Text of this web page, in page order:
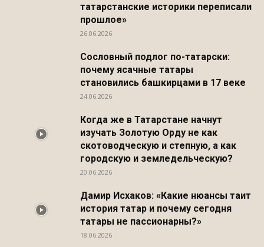
татарстанские историки переписали
прошлое»
26.06.2026
Сословный подлог по-татарски:
почему ясачные татары
становились башкирцами в 17 веке
24.06.2026
Когда же в Татарстане начнут
изучать Золотую Орду не как
скотоводческую и степную, а как
городскую и земледельческую?
20.06.2026
Дамир Исхаков: «Какие нюансы таит
история татар и почему сегодня
татары не пассионарны?»
18.06.2026